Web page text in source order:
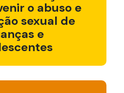
o abuso e
sexual de
e